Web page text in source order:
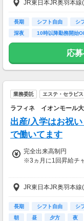
※決められたエリア
①②ともに試用期間
・雇用形態：正社員
・給与：上記給与額
フレッシュセラピス
【モデル年収例 ※全
◆年収360万円/入社1
◆年収400万円/入社3
※月収265,000円+賞与
【そのほか】
◆昇給あり
◆賞与
・年2回（6月、12
・指名料は賞与に含
◆時間外手当あり
JR東日本JR奥羽本線
長期 シフト自由 シ
深夜
10時以降勤務開始
応
業務委託 エステ・セラピス
ラフィネ イオンモール
出産/入学はお祝
で働いてます
完全出来高制円
※3ヵ月に1回昇給チ
＜報酬の仕組み＞
1ヵ月の報酬は①～③
①施術
施術時間1分単位で支
1分につき、37.2円～
JR東日本JR奥羽本線
長期 シフト自由 シ
朝
昼 夕方 夜